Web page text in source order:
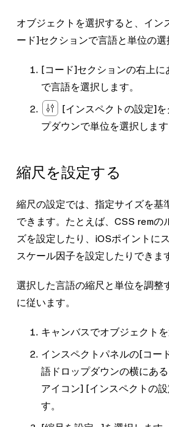
オブジェクトを選択すると、イン
ード]セクションで言語と単位の選
[コード]セクションの右上に
で言語を選択します。
[インスペクトの設定]を
プダウンで単位を選択します
縮尺を設定する
縮尺の設定では、指定サイズを基
できます。たとえば、CSS remの
ズを設定したり、iOSポイントに
スケール因子を設定したりできま
選択した言語の縮尺と単位を調整
に従います。
キャンバスでオブジェクトを
インスペクトパネルの[コー
語ドロップダウンの横にあ
アイコン] [インスペクトの
す。